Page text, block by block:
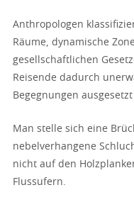
Anthropologen
Räume, dynamische
gesellschaftlichen
Reisende dadurch
Begegnungen ausgesetzt
Man stelle sich eine
nebelverhangene
nicht auf den
Flussufern.